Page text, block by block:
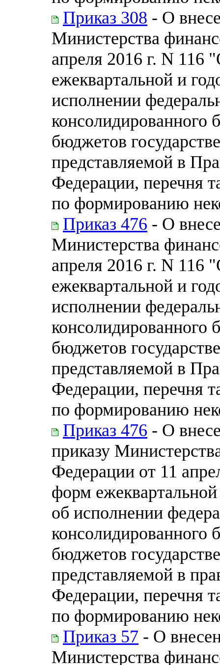
Приказ 308 - О
Министерства
апреля 2016 г. N 116
ежеквартальной и
исполнении
консолидированного
бюджетов
представляемой в
Федерации, перечня
по формированию
Приказ 476 - О
Министерства
апреля 2016 г. N 116
ежеквартальной и
исполнении
консолидированного
бюджетов
представляемой в
Федерации, перечня
по формированию
Приказ 476 - О
приказу
Федерации от 11
форм
об исполнении
консолидированного
бюджетов
представляемой в
Федерации, перечня
по формированию
Приказ 57 - О
Министерства